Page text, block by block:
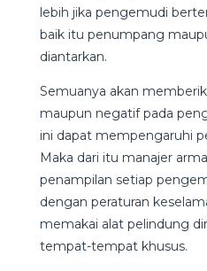
lebih jika pengemudi
baik itu penumpang
diantarkan.
Semuanya akan
maupun negatif pada
ini dapat mempengaruhi
Maka dari itu manajer
penampilan setiap
dengan peraturan
memakai alat pelindung
tempat-tempat khusus.